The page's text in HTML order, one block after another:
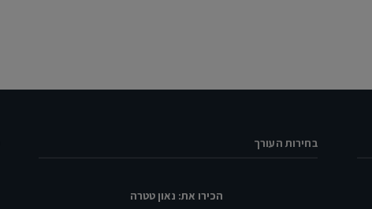
בחירות העורך
הכירו את: נאון טטרה